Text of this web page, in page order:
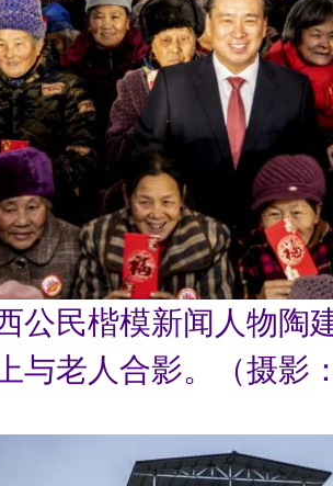
公民楷模新闻人物陶
与老人合影。（摄影